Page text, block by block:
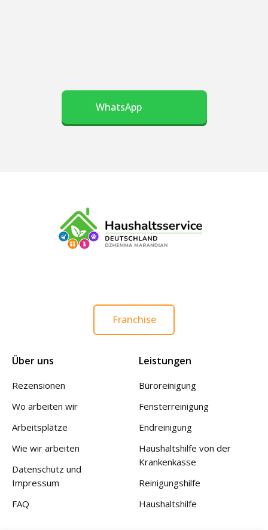
WhatsApp
Franchise
Über uns
Rezensionen
Wo arbeiten wir
Arbeitsplätze
Wie wir arbeiten
Datenschutz und
Impressum
FAQ
Leistungen
Büroreinigung
Fensterreinigung
Endreinigung
Haushaltshilfe von der
Krankenkasse
Reinigungshilfe
Haushaltshilfe